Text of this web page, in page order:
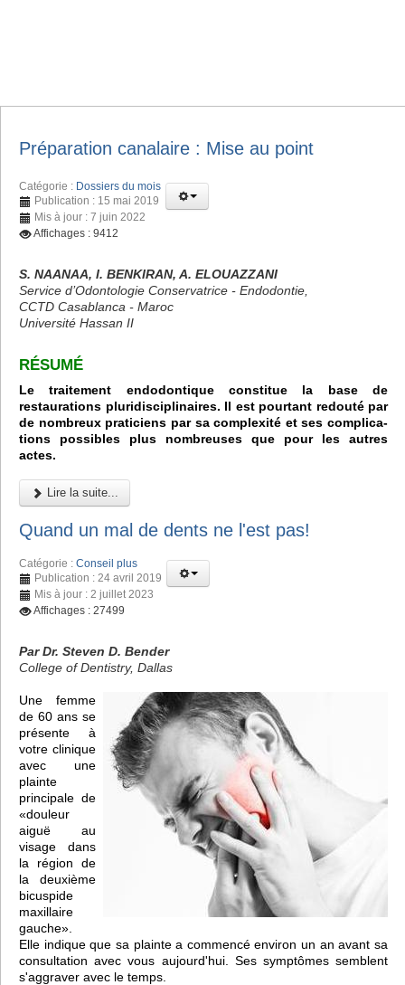
Préparation canalaire : Mise au point
Catégorie : Dossiers du mois
Publication : 15 mai 2019
Mis à jour : 7 juin 2022
Affichages : 9412
S. NAANAA, I. BENKIRAN, A. ELOUAZZANI
Service d’Odontologie Conservatrice - Endodontie,
CCTD Casablanca - Maroc
Université Hassan II
RÉSUMÉ
Le traitement endodontique constitue la base de
restaurations pluridisciplinaires. Il est pourtant redouté par
de nombreux praticiens par sa complexité et ses complica-
tions possibles plus nombreuses que pour les autres
actes.
Lire la suite...
Quand un mal de dents ne l'est pas!
Catégorie : Conseil plus
Publication : 24 avril 2019
Mis à jour : 2 juillet 2023
Affichages : 27499
Par Dr. Steven D. Bender
College of Dentistry, Dallas
Une femme
de 60 ans se
présente à
votre clinique
avec une
plainte
principale de
«douleur
aiguë au
visage dans
la région de
la deuxième
bicuspide
maxillaire
gauche».
Elle indique que sa plainte a commencé environ un an avant sa
consultation avec vous aujourd'hui. Ses symptômes semblent
s'aggraver avec le temps.